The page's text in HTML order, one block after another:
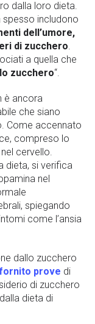
dalla loro dieta.
spesso includono
dell’umore,
di zucchero.
a quella che
zucchero“.
è ancora
che siano
Come accennato
compreso lo
cervello.
dieta, si verifica
nel
spiegando
come l’ansia
dallo zucchero
prove di
di zucchero
dieta di